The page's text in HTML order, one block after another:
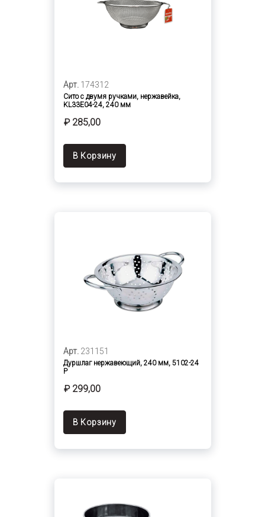
Арт. 174312
Сито с двумя ручками, нержавейка,
KL33E04-24, 240 мм
₽ 285,00
В Корзину
Арт. 231151
Дуршлаг нержавеющий, 240 мм, 5102-24
P
₽ 299,00
В Корзину